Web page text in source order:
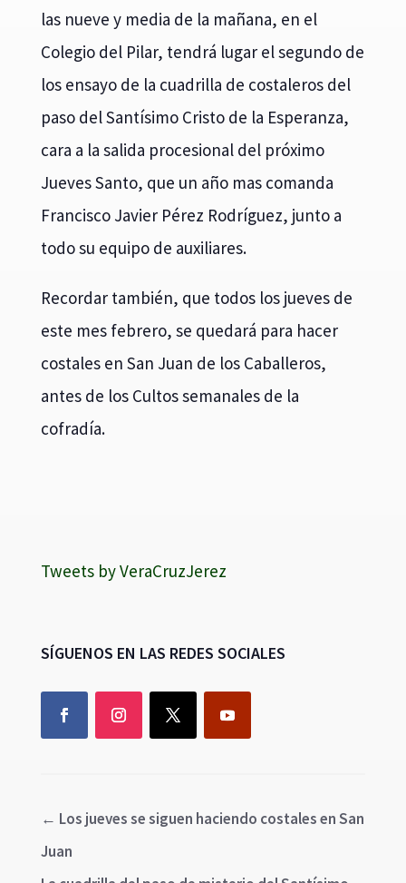
las nueve y media de la mañana, en el
Colegio del Pilar, tendrá lugar el segundo de
los ensayo de la cuadrilla de costaleros del
paso del Santísimo Cristo de la Esperanza,
cara a la salida procesional del próximo
Jueves Santo, que un año mas comanda
Francisco Javier Pérez Rodríguez, junto a
todo su equipo de auxiliares.
Recordar también, que todos los jueves de
este mes febrero, se quedará para hacer
costales en San Juan de los Caballeros,
antes de los Cultos semanales de la
cofradía.
Tweets by VeraCruzJerez
SÍGUENOS EN LAS REDES SOCIALES
← Los jueves se siguen haciendo costales en San
Juan